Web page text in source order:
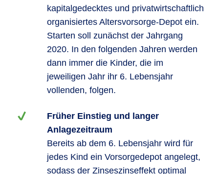
kapitalgedecktes und privatwirtschaftlich
organisiertes Altersvorsorge-Depot ein.
Starten soll zunächst der Jahrgang
2020. In den folgenden Jahren werden
dann immer die Kinder, die im
jeweiligen Jahr ihr 6. Lebensjahr
vollenden, folgen.
Früher Einstieg und langer
Anlagezeitraum
Bereits ab dem 6. Lebensjahr wird für
jedes Kind ein Vorsorgedepot angelegt,
sodass der Zinseszinseffekt optimal